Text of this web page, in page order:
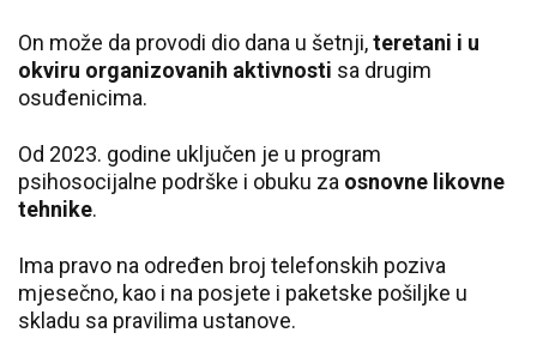
On može da provodi dio dana u šetnji,teretani i u
okviru organizovanih aktivnosti sa drugim
osuđenicima.
Od 2023. godine uključen je u program
psihosocijalne podrške i obuku za osnovne likovne
tehnike.
Ima pravo na određen broj telefonskih poziva
mjesečno, kao i na posjete i paketske pošiljke u
skladu sa pravilima ustanove.